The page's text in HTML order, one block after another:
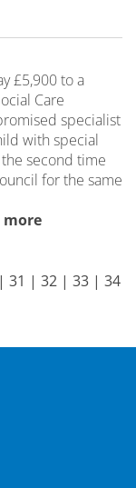
£5,900 to a
Care
specialist
with special
second time
for the same
more
| 31 | 32 | 33 | 34